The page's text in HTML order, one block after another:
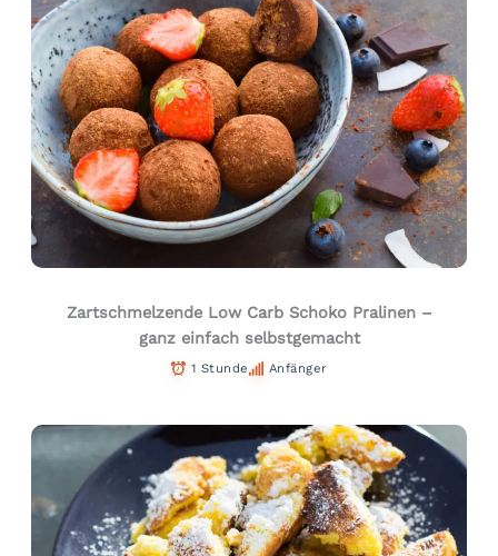
Zartschmelzende Low Carb Schoko Pralinen –
ganz einfach selbstgemacht
1 Stunde Anfänger